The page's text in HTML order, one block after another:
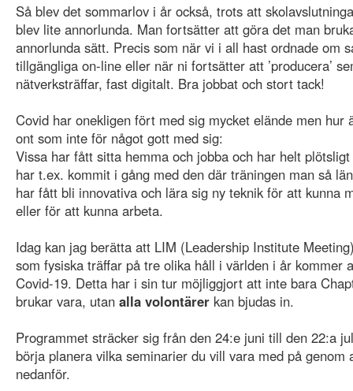
Så blev det sommarlov i år också, trots att
blev lite annorlunda. Man fortsätter att göra det man
annorlunda sätt. Precis som när vi i all hast ordnade om
tillgängliga on-line eller när ni fortsätter att ’producera’
nätverksträffar, fast digitalt. Bra jobbat och stort tack!
Covid har onekligen fört med sig mycket elände men hur
ont som inte för något gott med sig:
Vissa har fått sitta hemma och jobba och har helt
har t.ex. kommit i gång med den där träningen man så
har fått bli innovativa och lära sig ny teknik för att kunna
eller för att kunna arbeta.
Idag kan jag berätta att LIM (Leadership Institute
som fysiska träffar på tre olika håll i världen i år kommer
Covid-19. Detta har i sin tur möjliggjort att inte bara
brukar vara, utan alla volontärer kan bjudas in.
Programmet sträcker sig från den 24:e juni till den 22:a
börja planera vilka seminarier du vill vara med på genom
nedanför.